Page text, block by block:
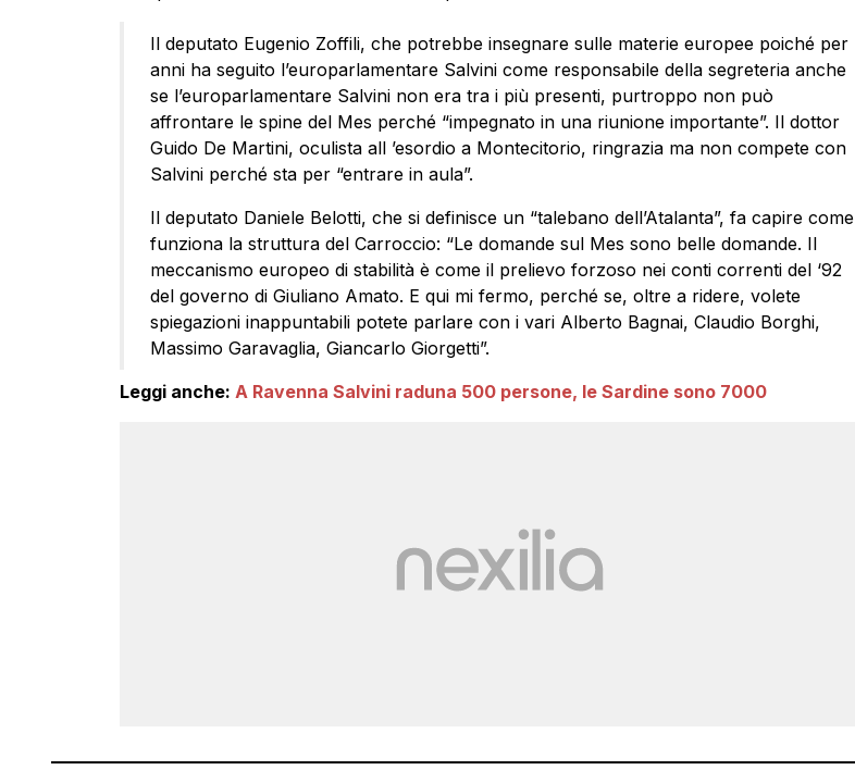
Il deputato Eugenio Zoffili, che potrebbe insegnare sulle materie europee poiché per
anni ha seguito l’europarlamentare Salvini come responsabile della segreteria anche
se l’europarlamentare Salvini non era tra i più presenti, purtroppo non può
affrontare le spine del Mes perché “impegnato in una riunione importante”. Il dottor
Guido De Martini, oculista all ’esordio a Montecitorio, ringrazia ma non compete con
Salvini perché sta per “entrare in aula”.
Il deputato Daniele Belotti, che si definisce un “talebano dell’Atalanta”, fa capire come
funziona la struttura del Carroccio: “Le domande sul Mes sono belle domande. Il
meccanismo europeo di stabilità è come il prelievo forzoso nei conti correnti del ‘92
del governo di Giuliano Amato. E qui mi fermo, perché se, oltre a ridere, volete
spiegazioni inappuntabili potete parlare con i vari Alberto Bagnai, Claudio Borghi,
Massimo Garavaglia, Giancarlo Giorgetti”.
Leggi anche: A Ravenna Salvini raduna 500 persone, le Sardine sono 7000